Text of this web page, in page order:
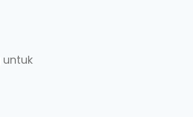
untuk